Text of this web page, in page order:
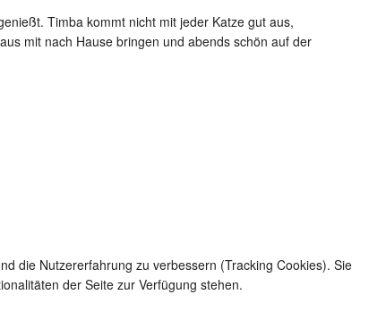
Timba kommt nicht mit jeder Katze gut aus,
mit nach Hause bringen und abends schön auf der
die Nutzererfahrung zu verbessern (Tracking Cookies). Sie
der Seite zur Verfügung stehen.